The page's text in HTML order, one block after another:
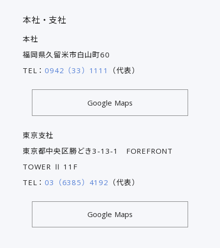
本社・支社
本社
福岡県久留米市白山町60
TEL：0942（33）1111 （代表）
Google Maps
東京支社
東京都中央区勝どき3-13-1 FOREFRONT
TOWER Ⅱ 11F
TEL：03（6385）4192 （代表）
Google Maps